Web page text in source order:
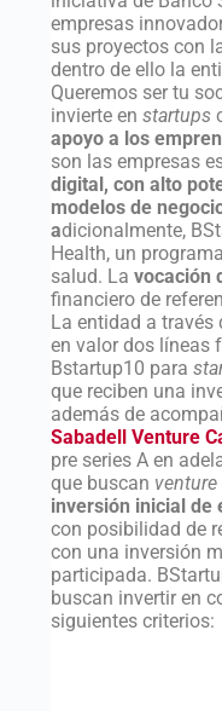
empresas
sus proyectos con
dentro de ello la
Queremos ser tu
invierte en startups
apoyo a los
son las empresas
digital, con alto
modelos de
adicionalmente,
Health, un
salud. La vocación
financiero de
La entidad a través
en valor dos líneas
Bstartup10 para
que reciben una
además de
Sabadell Venture
pre series A en
que buscan
inversión inicial de
con posibilidad de
con una inversión
participada.
buscan invertir en
siguientes criterios: